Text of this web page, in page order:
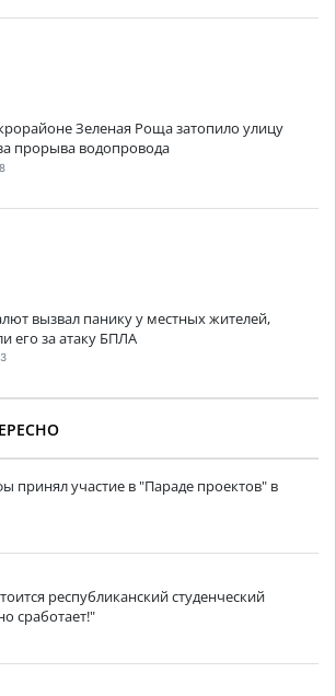
Зеленая Роща затопило улицу
прорыва водопровода
вызвал панику у местных жителей,
его за атаку БПЛА
принял участие в "Параде проектов" в
республиканский студенческий
сработает!"